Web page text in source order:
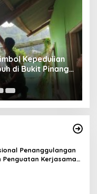
Kepedulian
di Bukit Pinang
Penanggulangan
Penguatan Kerjasama
Nahdlatul Ulama